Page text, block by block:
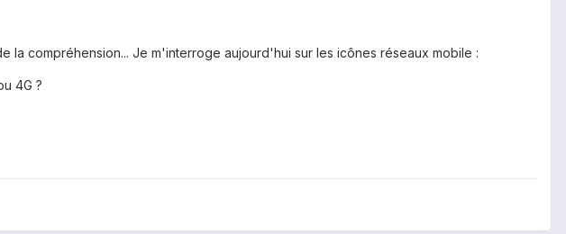
la compréhension... Je m'interroge aujourd'hui sur les icônes réseaux mobile :
4G ?